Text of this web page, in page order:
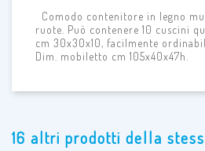
Comodo contenitore in legno
ruote. Può contenere 10 cuscini
cm 30x30x10, facilmente
Dim. mobiletto cm 105x40x47h.
16 altri prodotti della